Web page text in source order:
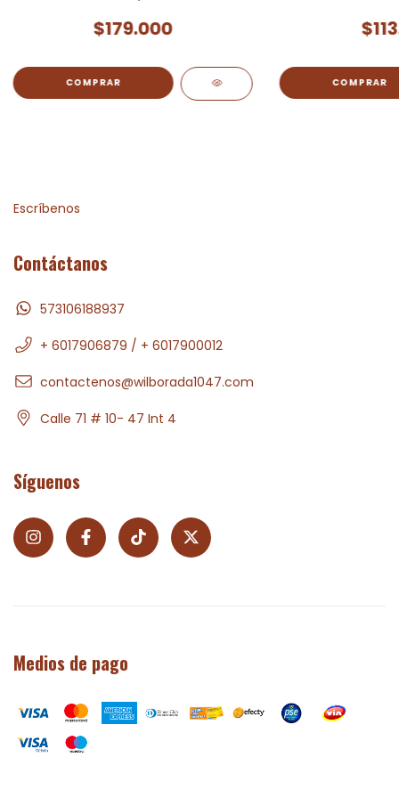
$179.000
Escríbenos
Contáctanos
573106188937
+ 6017906879 / + 6017900012
contactenos@wilborada1047.com
Calle 71 # 10- 47 Int 4
Síguenos
Medios de pago